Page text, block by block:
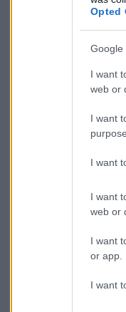
Opted
Google
I want
web or
I want
I want
I want
web or
I want
or app.
I want